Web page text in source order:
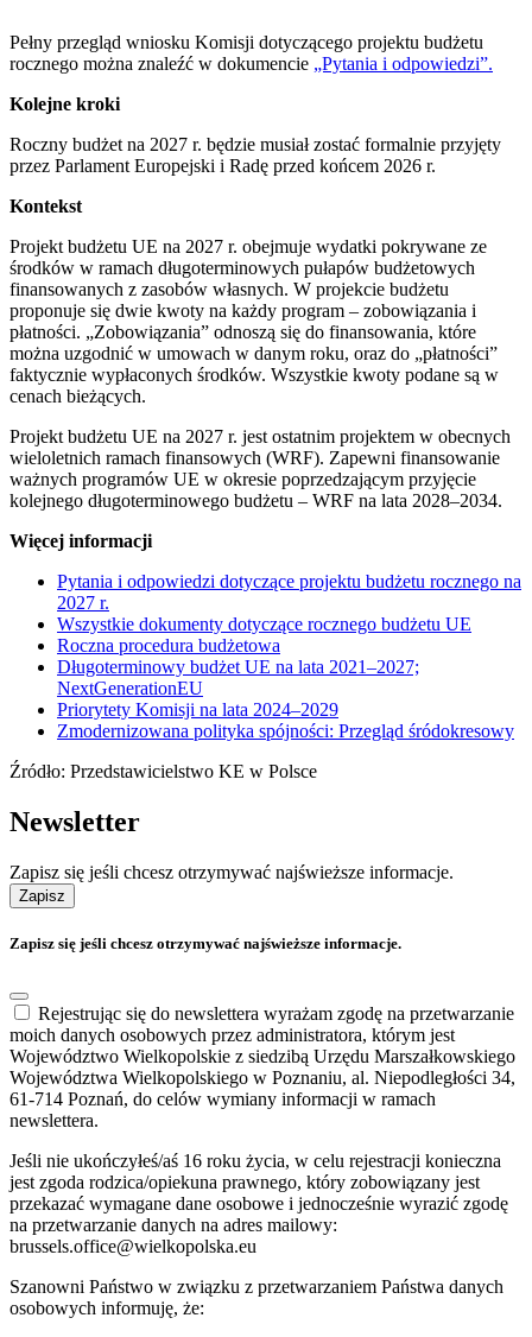
Pełny przegląd wniosku Komisji dotyczącego projektu budżetu
rocznego można znaleźć w dokumencie „Pytania i odpowiedzi”.
Kolejne kroki
Roczny budżet na 2027 r. będzie musiał zostać formalnie przyjęty
przez Parlament Europejski i Radę przed końcem 2026 r.
Kontekst
Projekt budżetu UE na 2027 r. obejmuje wydatki pokrywane ze
środków w ramach długoterminowych pułapów budżetowych
finansowanych z zasobów własnych. W projekcie budżetu
proponuje się dwie kwoty na każdy program – zobowiązania i
płatności. „Zobowiązania” odnoszą się do finansowania, które
można uzgodnić w umowach w danym roku, oraz do „płatności”
faktycznie wypłaconych środków. Wszystkie kwoty podane są w
cenach bieżących.
Projekt budżetu UE na 2027 r. jest ostatnim projektem w obecnych
wieloletnich ramach finansowych (WRF). Zapewni finansowanie
ważnych programów UE w okresie poprzedzającym przyjęcie
kolejnego długoterminowego budżetu – WRF na lata 2028–2034.
Więcej informacji
Pytania i odpowiedzi dotyczące projektu budżetu rocznego na
2027 r.
Wszystkie dokumenty dotyczące rocznego budżetu UE
Roczna procedura budżetowa
Długoterminowy budżet UE na lata 2021–2027;
NextGenerationEU
Priorytety Komisji na lata 2024–2029
Zmodernizowana polityka spójności: Przegląd śródokresowy
Źródło: Przedstawicielstwo KE w Polsce
Newsletter
Zapisz się jeśli chcesz otrzymywać najświeższe informacje.
Zapisz
Zapisz się jeśli chcesz otrzymywać najświeższe informacje.
Rejestrując się do newslettera wyrażam zgodę na przetwarzanie
moich danych osobowych przez administratora, którym jest
Województwo Wielkopolskie z siedzibą Urzędu Marszałkowskiego
Województwa Wielkopolskiego w Poznaniu, al. Niepodległości 34,
61-714 Poznań, do celów wymiany informacji w ramach
newslettera.
Jeśli nie ukończyłeś/aś 16 roku życia, w celu rejestracji konieczna
jest zgoda rodzica/opiekuna prawnego, który zobowiązany jest
przekazać wymagane dane osobowe i jednocześnie wyrazić zgodę
na przetwarzanie danych na adres mailowy:
brussels.office@wielkopolska.eu
Szanowni Państwo w związku z przetwarzaniem Państwa danych
osobowych informuję, że: